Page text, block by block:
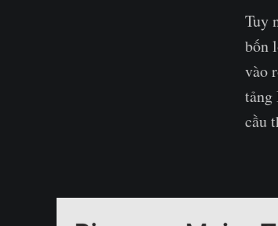
Tuy
bốn
vào
tảng
cầu